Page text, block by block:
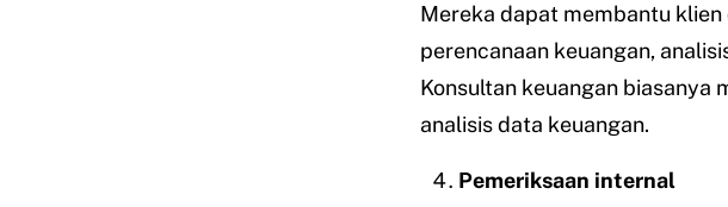
Mereka dapat membantu
perencanaan keuangan,
Konsultan keuangan biasanya
analisis data keuangan.
Pemeriksaan internal